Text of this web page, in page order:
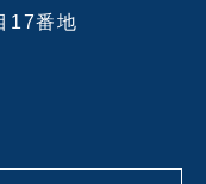
17番地